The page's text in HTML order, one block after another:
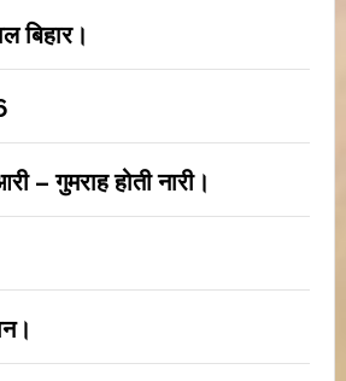
बिहार।
– गुमराह होती नारी।